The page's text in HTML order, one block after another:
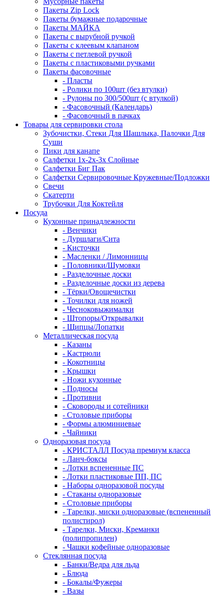
Пакеты Zip Lock
Пакеты бумажные подарочные
Пакеты МАЙКА
Пакеты с вырубной ручкой
Пакеты с клеевым клапаном
Пакеты с петлевой ручкой
Пакеты с пластиковыми ручками
Пакеты фасовочные
- Пласты
- Ролики по 100шт (без втулки)
- Рулоны по 300/500шт (с втулкой)
- Фасовочный (Календарь)
- Фасовочный в пачках
Товары для сервировки стола
Зубочистки, Стеки Для Шашлыка, Палочки Для
Суши
Пики для канапе
Салфетки 1х-2х-3х Слойные
Салфетки Биг Пак
Салфетки Сервировочные Кружевные/Подложки
Свечи
Скатерти
Трубочки Для Коктейля
Посуда
Кухонные принадлежности
- Венчики
- Дуршлаги/Сита
- Кисточки
- Масленки / Лимонницы
- Половники/Шумовки
- Разделочные доски
- Разделочные доски из дерева
- Тёрки/Овощечистки
- Точилки для ножей
- Чесноковыжималки
- Штопоры/Открывалки
- Щипцы/Лопатки
Металлическая посуда
- Казаны
- Кастрюли
- Кокотницы
- Крышки
- Ножи кухонные
- Подносы
- Противни
- Сковороды и сотейники
- Столовые приборы
- Формы алюминиевые
- Чайники
Одноразовая посуда
- КРИСТАЛЛ Посуда премиум класса
- Ланч-боксы
- Лотки вспененные ПС
- Лотки пластиковые ПП, ПС
- Наборы одноразовой посуды
- Стаканы одноразовые
- Столовые приборы
- Тарелки, миски одноразовые (вспененный
полистирол)
- Тарелки, Миски, Креманки
(полипропилен)
- Чашки кофейные одноразовые
Стеклянная посуда
- Банки/Ведра для льда
- Блюда
- Бокалы/Фужеры
- Вазы